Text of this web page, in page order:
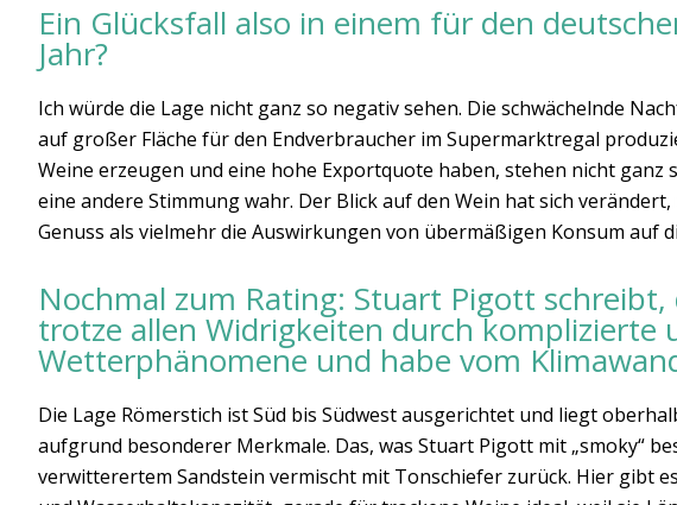
Ein Glücksfall also in einem für den
Jahr?
Ich würde die Lage nicht ganz so negativ sehen. Die schwächelnde
auf großer Fläche für den Endverbraucher im Supermarktregal
Weine erzeugen und eine hohe Exportquote haben, stehen nicht ganz
eine andere Stimmung wahr. Der Blick auf den Wein hat sich
Genuss als vielmehr die Auswirkungen von übermäßigen Konsum auf
Nochmal zum Rating: Stuart Pigott schreibt,
trotze allen Widrigkeiten durch komplizierte
Wetterphänomene und habe vom
Die Lage Römerstich ist Süd bis Südwest ausgerichtet und liegt
aufgrund besonderer Merkmale. Das, was Stuart Pigott mit „smoky“
verwitterertem Sandstein vermischt mit Tonschiefer zurück. Hier gibt